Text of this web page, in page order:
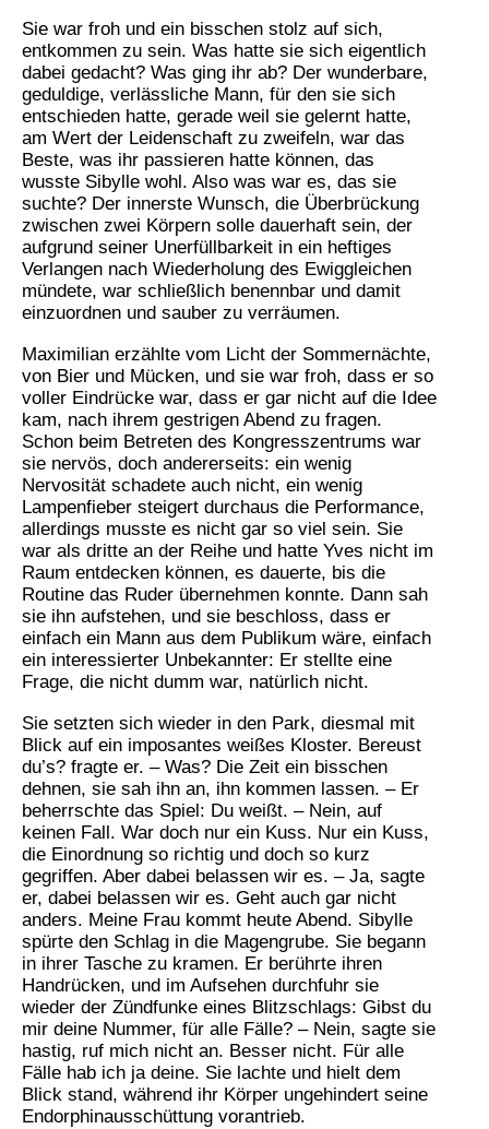
Sie war froh und ein bisschen stolz auf sich,
entkommen zu sein. Was hatte sie sich eigentlich
dabei gedacht? Was ging ihr ab? Der wunderbare,
geduldige, verlässliche Mann, für den sie sich
entschieden hatte, gerade weil sie gelernt hatte,
am Wert der Leidenschaft zu zweifeln, war das
Beste, was ihr passieren hatte können, das
wusste Sibylle wohl. Also was war es, das sie
suchte? Der innerste Wunsch, die Überbrückung
zwischen zwei Körpern solle dauerhaft sein, der
aufgrund seiner Unerfüllbarkeit in ein heftiges
Verlangen nach Wiederholung des Ewiggleichen
mündete, war schließlich benennbar und damit
einzuordnen und sauber zu verräumen.
Maximilian erzählte vom Licht der Sommernächte,
von Bier und Mücken, und sie war froh, dass er so
voller Eindrücke war, dass er gar nicht auf die Idee
kam, nach ihrem gestrigen Abend zu fragen.
Schon beim Betreten des Kongresszentrums war
sie nervös, doch andererseits: ein wenig
Nervosität schadete auch nicht, ein wenig
Lampenfieber steigert durchaus die Performance,
allerdings musste es nicht gar so viel sein. Sie
war als dritte an der Reihe und hatte Yves nicht im
Raum entdecken können, es dauerte, bis die
Routine das Ruder übernehmen konnte. Dann sah
sie ihn aufstehen, und sie beschloss, dass er
einfach ein Mann aus dem Publikum wäre, einfach
ein interessierter Unbekannter: Er stellte eine
Frage, die nicht dumm war, natürlich nicht.
Sie setzten sich wieder in den Park, diesmal mit
Blick auf ein imposantes weißes Kloster. Bereust
du’s? fragte er. – Was? Die Zeit ein bisschen
dehnen, sie sah ihn an, ihn kommen lassen. – Er
beherrschte das Spiel: Du weißt. – Nein, auf
keinen Fall. War doch nur ein Kuss. Nur ein Kuss,
die Einordnung so richtig und doch so kurz
gegriffen. Aber dabei belassen wir es. – Ja, sagte
er, dabei belassen wir es. Geht auch gar nicht
anders. Meine Frau kommt heute Abend. Sibylle
spürte den Schlag in die Magengrube. Sie begann
in ihrer Tasche zu kramen. Er berührte ihren
Handrücken, und im Aufsehen durchfuhr sie
wieder der Zündfunke eines Blitzschlags: Gibst du
mir deine Nummer, für alle Fälle? – Nein, sagte sie
hastig, ruf mich nicht an. Besser nicht. Für alle
Fälle hab ich ja deine. Sie lachte und hielt dem
Blick stand, während ihr Körper ungehindert seine
Endorphinausschüttung vorantrieb.